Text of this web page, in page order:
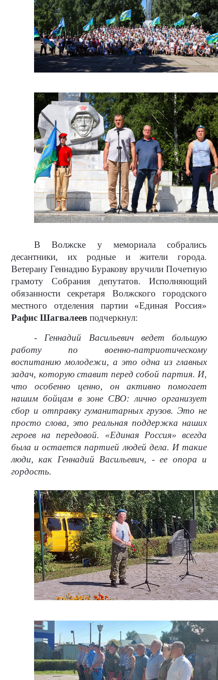
В Волжске у мемориала собрались
десантники, их родные и жители города.
Ветерану Геннадию Буракову вручили Почетную
грамоту Собрания депутатов. Исполняющий
обязанности секретаря Волжского городского
местного отделения партии «Единая Россия»
Рафис Шагвалеев подчеркнул:
- Геннадий Васильевич ведет большую
работу по военно-патриотическому
воспитанию молодежи, а это одна из главных
задач, которую ставит перед собой партия. И,
что особенно ценно, он активно помогает
нашим бойцам в зоне СВО: лично организует
сбор и отправку гуманитарных грузов. Это не
просто слова, это реальная поддержка наших
героев на передовой. «Единая Россия» всегда
была и остается партией людей дела. И такие
люди, как Геннадий Васильевич, - ее опора и
гордость.